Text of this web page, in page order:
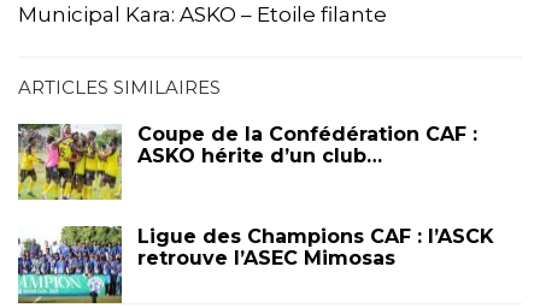
Municipal Kara: ASKO – Etoile filante
ARTICLES SIMILAIRES
Coupe de la Confédération CAF :
ASKO hérite d’un club…
Ligue des Champions CAF : l’ASCK
retrouve l’ASEC Mimosas